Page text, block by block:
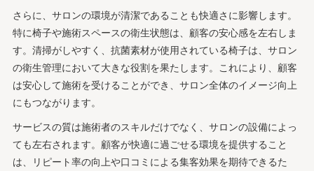
さらに、サロンの環境が清潔であることも快適さに影響します。
特に椅子や施術スペースの衛生状態は、顧客の安心感を左右しま
す。清掃がしやすく、抗菌素材が使用されている椅子は、サロン
の衛生管理において大きな役割を果たします。これにより、顧客
は安心して施術を受けることができ、サロン全体のイメージ向上
にもつながります。
サービスの質は施術者のスキルだけでなく、サロンの設備によっ
ても左右されます。顧客が快適に過ごせる環境を提供すること
は、リピート率の向上や口コミによる集客効果を期待できるた